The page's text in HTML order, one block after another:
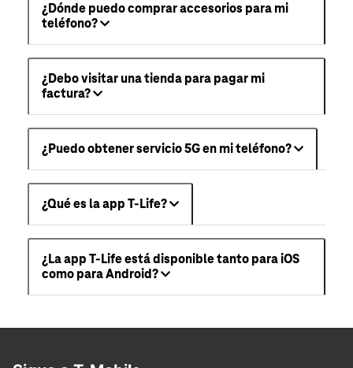
¿Dónde puedo comprar accesorios para mi
teléfono?
¿Debo visitar una tienda para pagar mi
factura?
¿Puedo obtener servicio 5G en mi teléfono?
¿Qué es la app T-Life?
¿La app T-Life está disponible tanto para iOS
como para Android?